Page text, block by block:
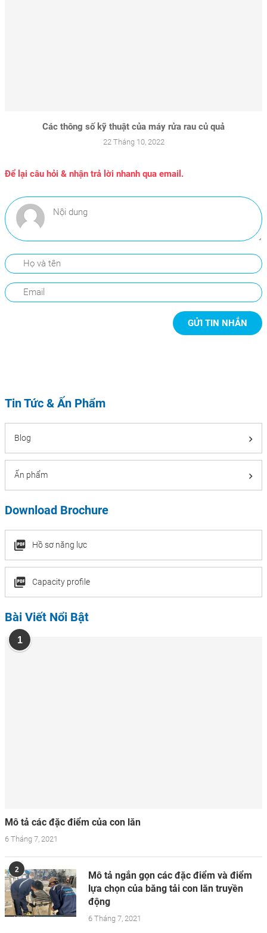
Các thông số kỹ thuật của máy rửa rau củ quả
22 Tháng 10, 2022
Để lại câu hỏi & nhận trả lời nhanh qua email.
Tin Tức & Ấn Phẩm
Blog
Ấn phẩm
Download Brochure
Hồ sơ năng lực
Capacity profile
Bài Viết Nổi Bật
1
Mô tả các đặc điểm của con lăn
6 Tháng 7, 2021
2
Mô tả ngắn gọn các đặc điểm và điểm
lựa chọn của băng tải con lăn truyền
động
6 Tháng 7, 2021